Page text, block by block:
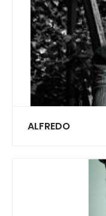
ALFREDO